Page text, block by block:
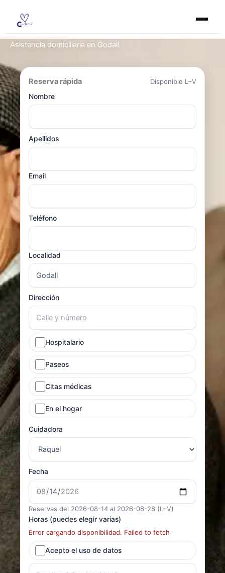
contenido
Asistencia domiciliaria en Godall
Reserva rápida
Disponible L–V
Nombre
Apellidos
Email
Teléfono
Localidad
Dirección
Hospitalario
Paseos
Citas médicas
En el hogar
Cuidadora
Fecha
Reservas del 2026-08-14 al 2026-08-28 (L–V)
Horas (puedes elegir varias)
Error cargando disponibilidad. Failed to fetch
Acepto el uso de datos